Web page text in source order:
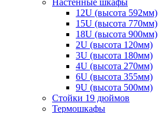
Настенные шкафы
12U (высота 592мм)
15U (высота 770мм)
18U (высота 900мм)
2U (высота 120мм)
3U (высота 180мм)
4U (высота 270мм)
6U (высота 355мм)
9U (высота 500мм)
Стойки 19 дюймов
Термошкафы